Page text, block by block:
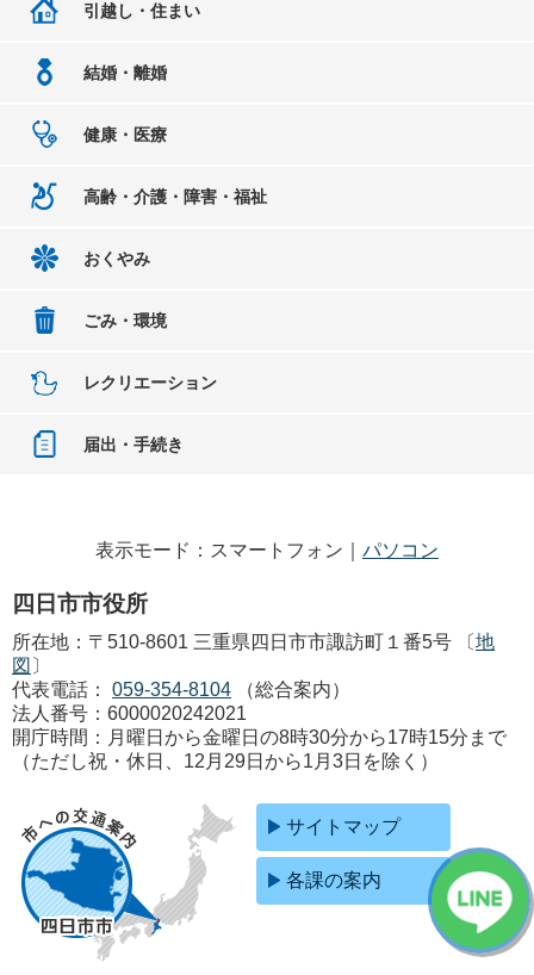
引越し・住まい
結婚・離婚
健康・医療
高齢・介護・障害・福祉
おくやみ
ごみ・環境
レクリエーション
届出・手続き
表示モード：スマートフォン｜ パソコン
四日市市役所
所在地：〒510-8601 三重県四日市市諏訪町１番5号 〔地
図 〕
代表電話：
059-354-8104
（総合案内）
法人番号：6000020242021
開庁時間：月曜日から金曜日の8時30分から17時15分まで
（ただし祝・休日、12月29日から1月3日を除く）
サイトマップ
各課の案内